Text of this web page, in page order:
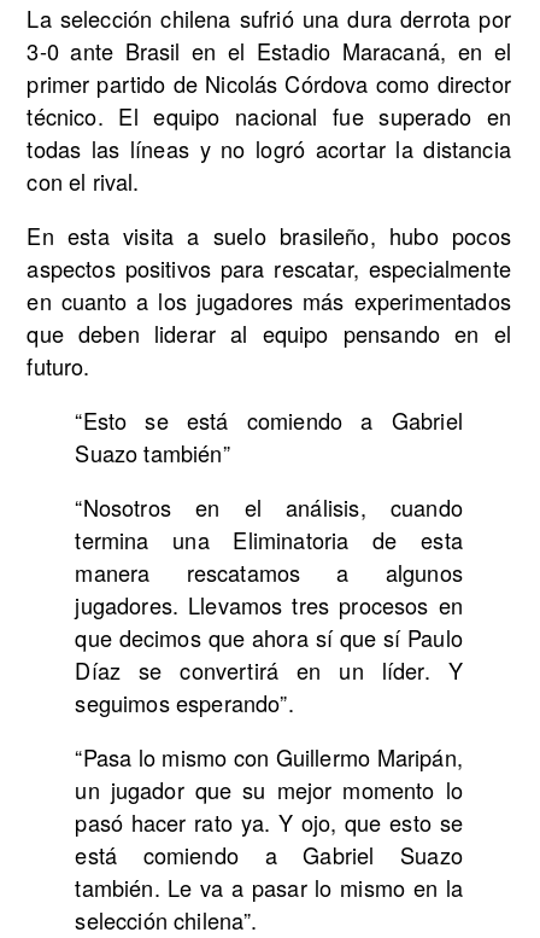
La selección chilena sufrió una dura derrota por
3-0 ante Brasil en el Estadio Maracaná, en el
primer partido de Nicolás Córdova como director
técnico. El equipo nacional fue superado en
todas las líneas y no logró acortar la distancia
con el rival.
En esta visita a suelo brasileño, hubo pocos
aspectos positivos para rescatar, especialmente
en cuanto a los jugadores más experimentados
que deben liderar al equipo pensando en el
futuro.
“Esto se está comiendo a Gabriel
Suazo también”
“Nosotros en el análisis, cuando
termina una Eliminatoria de esta
manera rescatamos a algunos
jugadores. Llevamos tres procesos en
que decimos que ahora sí que sí Paulo
Díaz se convertirá en un líder. Y
seguimos esperando”.
“Pasa lo mismo con Guillermo Maripán,
un jugador que su mejor momento lo
pasó hacer rato ya. Y ojo, que esto se
está comiendo a Gabriel Suazo
también. Le va a pasar lo mismo en la
selección chilena”.